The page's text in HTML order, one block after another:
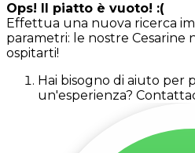
Ops! Il piatto è vuoto! :(
Effettua una nuova ricerca
parametri: le nostre Cesarine
ospitarti!
Hai bisogno di aiuto per
un'esperienza?